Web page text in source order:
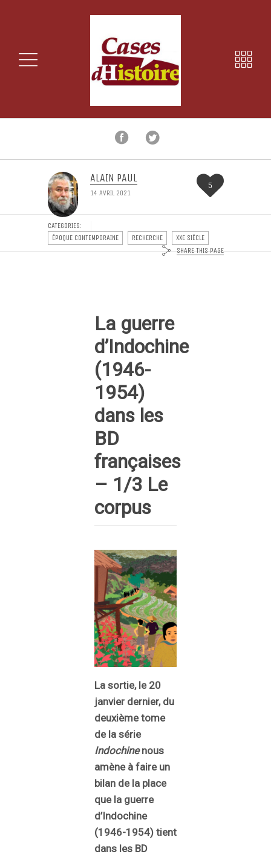
ALAIN PAUL
14 AVRIL 2021
5
CATEGORIES:
ÉPOQUE CONTEMPORAINE
RECHERCHE
XXE SIÈCLE
SHARE THIS PAGE
La guerre
d’Indochine
(1946-
1954)
dans les
BD
françaises
– 1/3 Le
corpus
La sortie, le 20
janvier dernier, du
deuxième tome
de la série
Indochinenous
amène à faire un
bilan de la place
que la guerre
d’Indochine
(1946-1954) tient
dans les BD